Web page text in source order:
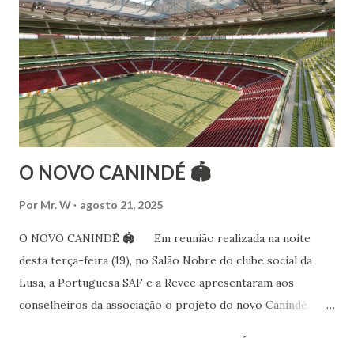
Bailarina profissional e professora de dança. Dedica-se há
15 anos ao estudo e pesquisa de danças étnicas, em especial
às danças ciganas, árabes e indianas. Iniciou seus estudos de
dança aos 4 anos de idade (em 1982) no balé clássico,
passando por diversas atividades co...
O NOVO CANINDÉ 🏟
Por Mr. W agosto 21, 2025
O NOVO CANINDÉ 🏟 Em reunião realizada na noite
desta terça-feira (19), no Salão Nobre do clube social da
Lusa, a Portuguesa SAF e a Revee apresentaram aos
conselheiros da associação o projeto do novo Canindé.